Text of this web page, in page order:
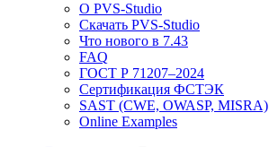
О PVS-Studio
Скачать PVS-Studio
Что нового в 7.43
FAQ
ГОСТ Р 71207–2024
Сертификация ФСТЭК
SAST (CWE, OWASP, MISRA)
Online Examples